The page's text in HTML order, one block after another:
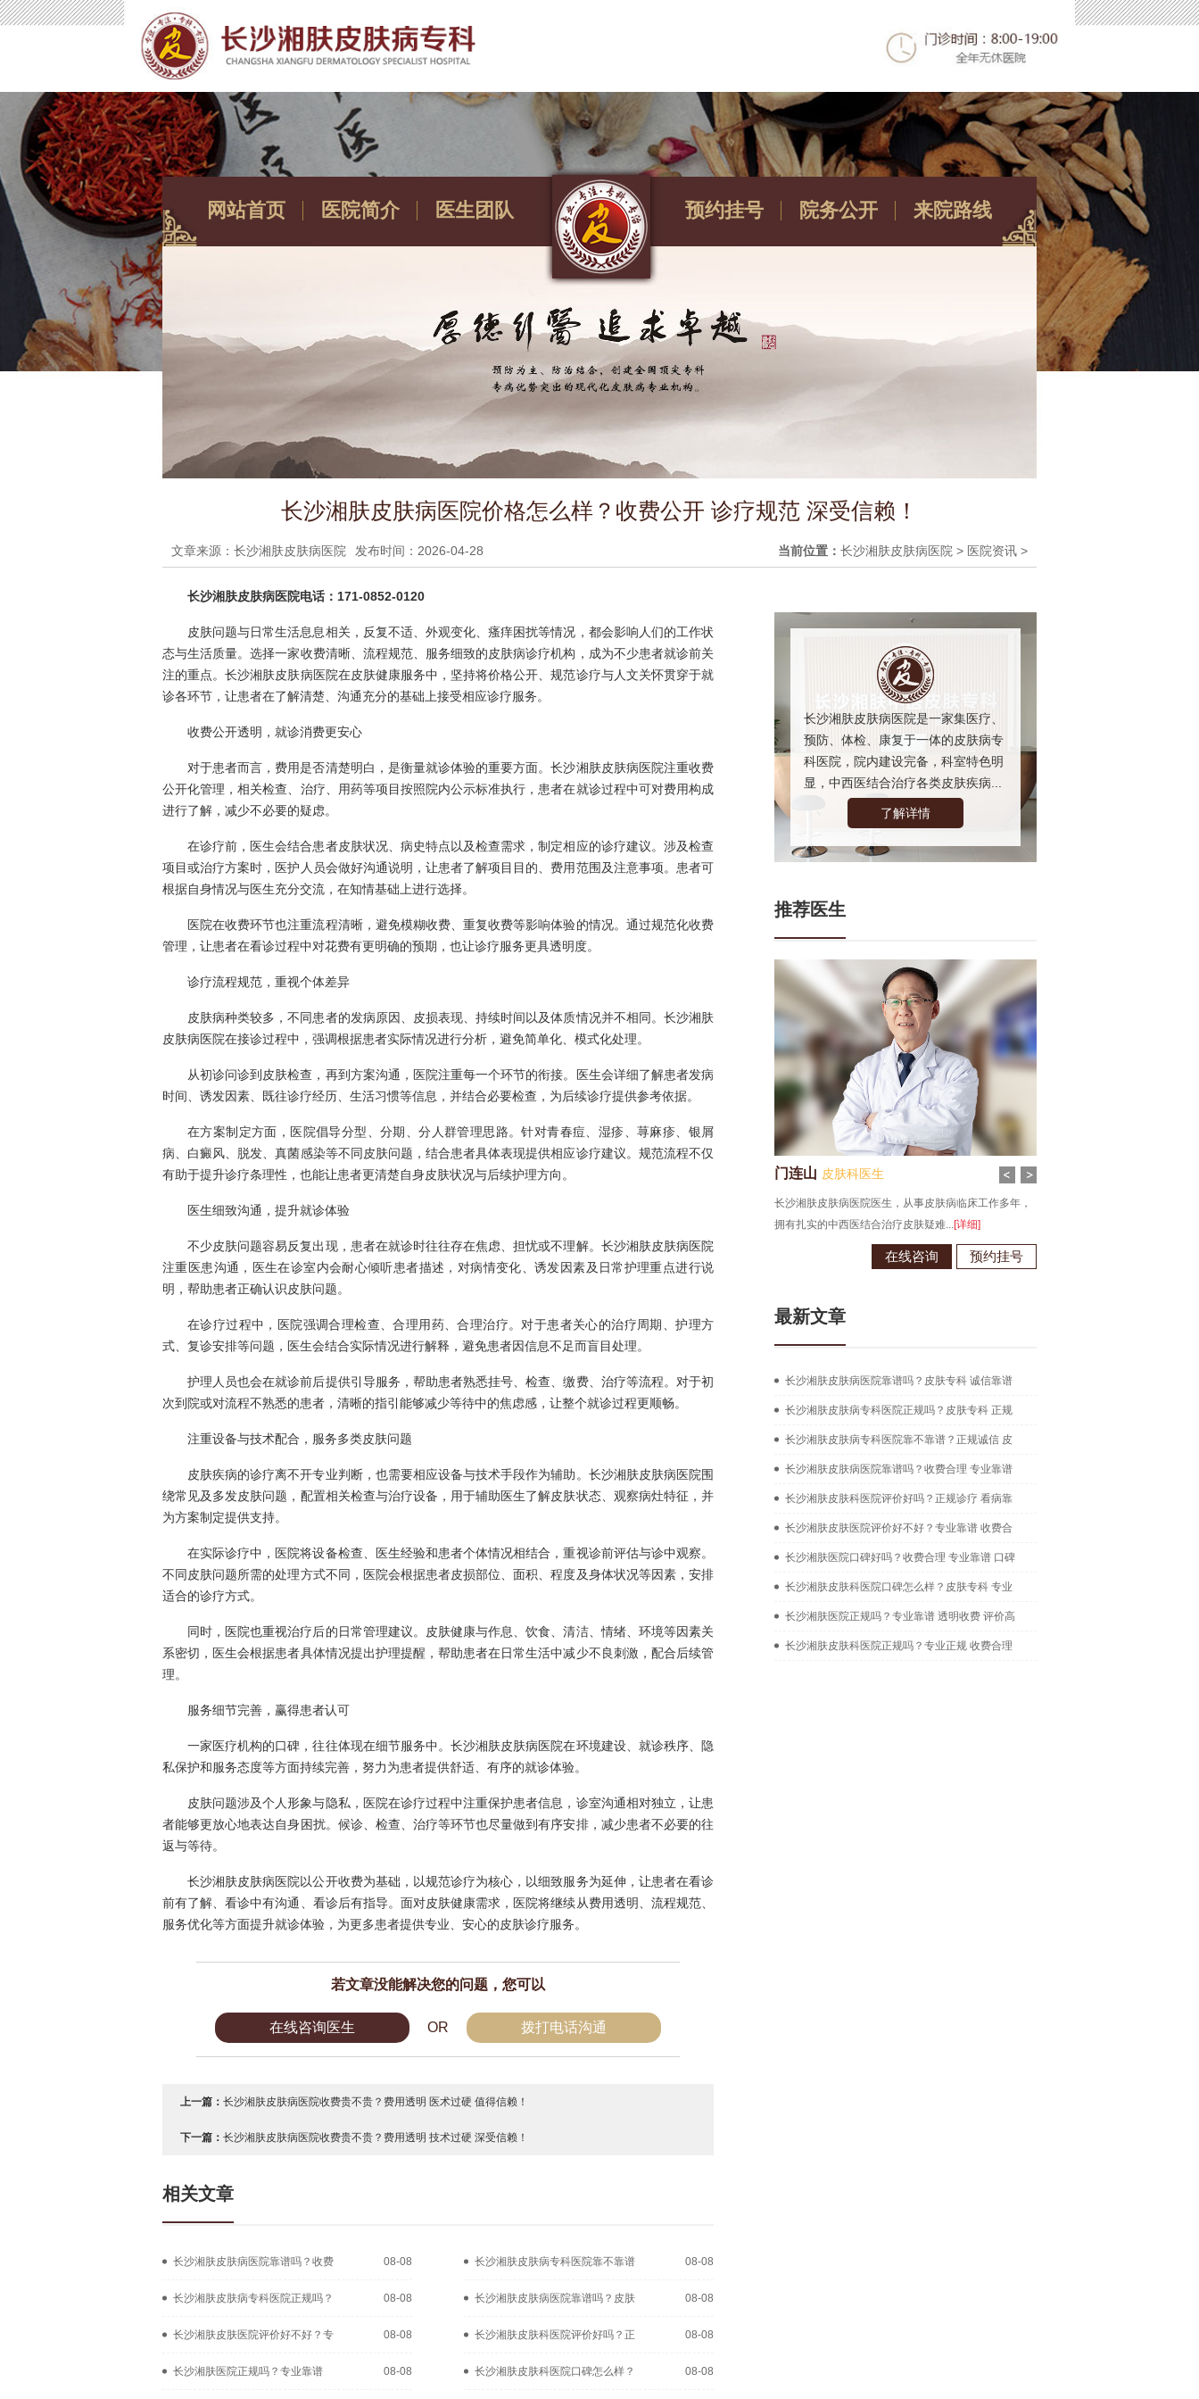
网站首页 医院简介 医生团队 预约挂号 院务公开 来院路线
长沙湘肤皮肤病医院价格怎么样？收费公开 诊疗规范 深受信赖！
文章来源：长沙湘肤皮肤病医院 发布时间：2026-04-28 当前位置： 长沙湘肤皮肤病医院 > 医院资讯 >
长沙湘肤皮肤病医院电话：171-0852-0120
皮肤问题与日常生活息息相关，反复不适、外观变化、瘙痒困扰等情况，都会影响人们的工作状
态与生活质量。选择一家收费清晰、流程规范、服务细致的皮肤病诊疗机构，成为不少患者就诊前关
注的重点。长沙湘肤皮肤病医院在皮肤健康服务中，坚持将价格公开、规范诊疗与人文关怀贯穿于就
诊各环节，让患者在了解清楚、沟通充分的基础上接受相应诊疗服务。
收费公开透明，就诊消费更安心
对于患者而言，费用是否清楚明白，是衡量就诊体验的重要方面。长沙湘肤皮肤病医院注重收费
公开化管理，相关检查、治疗、用药等项目按照院内公示标准执行，患者在就诊过程中可对费用构成
进行了解，减少不必要的疑虑。
在诊疗前，医生会结合患者皮肤状况、病史特点以及检查需求，制定相应的诊疗建议。涉及检查
项目或治疗方案时，医护人员会做好沟通说明，让患者了解项目目的、费用范围及注意事项。患者可
根据自身情况与医生充分交流，在知情基础上进行选择。
医院在收费环节也注重流程清晰，避免模糊收费、重复收费等影响体验的情况。通过规范化收费
管理，让患者在看诊过程中对花费有更明确的预期，也让诊疗服务更具透明度。
诊疗流程规范，重视个体差异
皮肤病种类较多，不同患者的发病原因、皮损表现、持续时间以及体质情况并不相同。长沙湘肤
皮肤病医院在接诊过程中，强调根据患者实际情况进行分析，避免简单化、模式化处理。
从初诊问诊到皮肤检查，再到方案沟通，医院注重每一个环节的衔接。医生会详细了解患者发病
时间、诱发因素、既往诊疗经历、生活习惯等信息，并结合必要检查，为后续诊疗提供参考依据。
在方案制定方面，医院倡导分型、分期、分人群管理思路。针对青春痘、湿疹、荨麻疹、银屑
病、白癜风、脱发、真菌感染等不同皮肤问题，结合患者具体表现提供相应诊疗建议。规范流程不仅
有助于提升诊疗条理性，也能让患者更清楚自身皮肤状况与后续护理方向。
医生细致沟通，提升就诊体验
不少皮肤问题容易反复出现，患者在就诊时往往存在焦虑、担忧或不理解。长沙湘肤皮肤病医院
注重医患沟通，医生在诊室内会耐心倾听患者描述，对病情变化、诱发因素及日常护理重点进行说
明，帮助患者正确认识皮肤问题。
在诊疗过程中，医院强调合理检查、合理用药、合理治疗。对于患者关心的治疗周期、护理方
式、复诊安排等问题，医生会结合实际情况进行解释，避免患者因信息不足而盲目处理。
护理人员也会在就诊前后提供引导服务，帮助患者熟悉挂号、检查、缴费、治疗等流程。对于初
次到院或对流程不熟悉的患者，清晰的指引能够减少等待中的焦虑感，让整个就诊过程更顺畅。
注重设备与技术配合，服务多类皮肤问题
皮肤疾病的诊疗离不开专业判断，也需要相应设备与技术手段作为辅助。长沙湘肤皮肤病医院围
绕常见及多发皮肤问题，配置相关检查与治疗设备，用于辅助医生了解皮肤状态、观察病灶特征，并
为方案制定提供支持。
在实际诊疗中，医院将设备检查、医生经验和患者个体情况相结合，重视诊前评估与诊中观察。
不同皮肤问题所需的处理方式不同，医院会根据患者皮损部位、面积、程度及身体状况等因素，安排
适合的诊疗方式。
同时，医院也重视治疗后的日常管理建议。皮肤健康与作息、饮食、清洁、情绪、环境等因素关
系密切，医生会根据患者具体情况提出护理提醒，帮助患者在日常生活中减少不良刺激，配合后续管
理。
服务细节完善，赢得患者认可
一家医疗机构的口碑，往往体现在细节服务中。长沙湘肤皮肤病医院在环境建设、就诊秩序、隐
私保护和服务态度等方面持续完善，努力为患者提供舒适、有序的就诊体验。
皮肤问题涉及个人形象与隐私，医院在诊疗过程中注重保护患者信息，诊室沟通相对独立，让患
者能够更放心地表达自身困扰。候诊、检查、治疗等环节也尽量做到有序安排，减少患者不必要的往
返与等待。
长沙湘肤皮肤病医院以公开收费为基础，以规范诊疗为核心，以细致服务为延伸，让患者在看诊
前有了解、看诊中有沟通、看诊后有指导。面对皮肤健康需求，医院将继续从费用透明、流程规范、
服务优化等方面提升就诊体验，为更多患者提供专业、安心的皮肤诊疗服务。
若文章没能解决您的问题，您可以
在线咨询医生 OR 拨打电话沟通
上一篇： 长沙湘肤皮肤病医院收费贵不贵？费用透明 医术过硬 值得信赖！
下一篇： 长沙湘肤皮肤病医院收费贵不贵？费用透明 技术过硬 深受信赖！
相关文章
长沙湘肤皮肤病医院靠谱吗？收费 08-08 长沙湘肤皮肤病专科医院靠不靠谱 08-08
长沙湘肤皮肤病专科医院正规吗？ 08-08 长沙湘肤皮肤病医院靠谱吗？皮肤 08-08
长沙湘肤皮肤医院评价好不好？专 08-08 长沙湘肤皮肤科医院评价好吗？正 08-08
长沙湘肤医院正规吗？专业靠谱 08-08 长沙湘肤皮肤科医院口碑怎么样？ 08-08
长沙湘肤皮肤病医院是一家集医疗、
预防、体检、康复于一体的皮肤病专
科医院，院内建设完备，科室特色明
显，中西医结合治疗各类皮肤疾病...
了解详情
推荐医生
门连山 皮肤科医生
长沙湘肤皮肤病医院医生，从事皮肤病临床工作多年，
拥有扎实的中西医结合治疗皮肤疑难...[详细]
在线咨询 预约挂号
最新文章
长沙湘肤皮肤病医院靠谱吗？皮肤专科 诚信靠谱
长沙湘肤皮肤病专科医院正规吗？皮肤专科 正规
长沙湘肤皮肤病专科医院靠不靠谱？正规诚信 皮
长沙湘肤皮肤病医院靠谱吗？收费合理 专业靠谱
长沙湘肤皮肤科医院评价好吗？正规诊疗 看病靠
长沙湘肤皮肤医院评价好不好？专业靠谱 收费合
长沙湘肤医院口碑好吗？收费合理 专业靠谱 口碑
长沙湘肤皮肤科医院口碑怎么样？皮肤专科 专业
长沙湘肤医院正规吗？专业靠谱 透明收费 评价高
长沙湘肤皮肤科医院正规吗？专业正规 收费合理